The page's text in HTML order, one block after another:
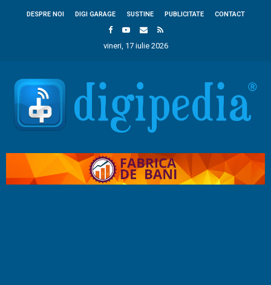
DESPRE NOI DIGI GARAGE SUSTINE PUBLICITATE CONTACT
vineri, 17 iulie 2026